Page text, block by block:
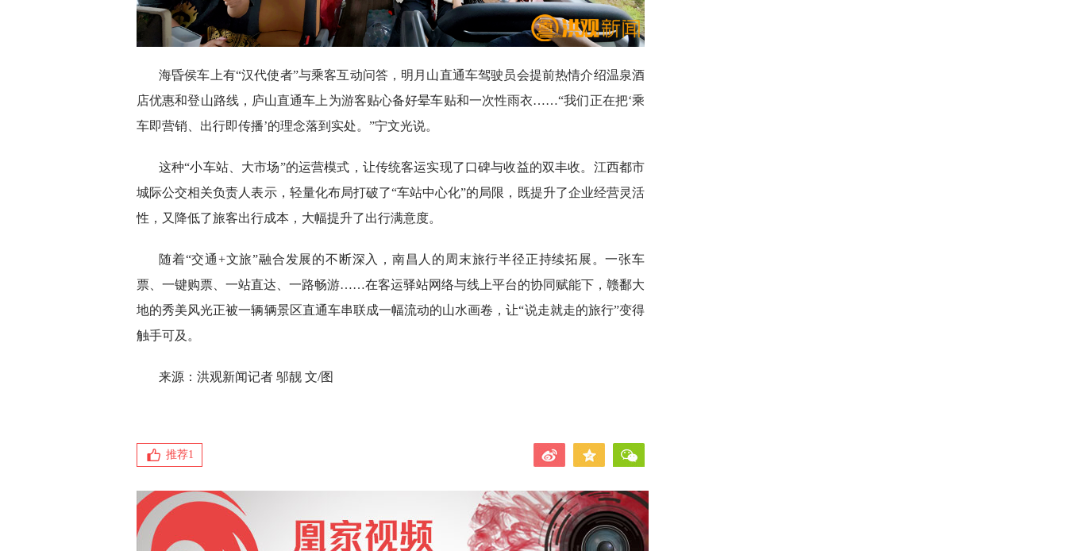
海昏侯车上有“汉代使者”与乘客互动问答，明月山直通车驾驶员会提前热情介绍温泉酒
店优惠和登山路线，庐山直通车上为游客贴心备好晕车贴和一次性雨衣……“我们正在把‘乘
车即营销、出行即传播’的理念落到实处。”宁文光说。
这种“小车站、大市场”的运营模式，让传统客运实现了口碑与收益的双丰收。江西都市
城际公交相关负责人表示，轻量化布局打破了“车站中心化”的局限，既提升了企业经营灵活
性，又降低了旅客出行成本，大幅提升了出行满意度。
随着“交通+文旅”融合发展的不断深入，南昌人的周末旅行半径正持续拓展。一张车
票、一键购票、一站直达、一路畅游……在客运驿站网络与线上平台的协同赋能下，赣鄱大
地的秀美风光正被一辆辆景区直通车串联成一幅流动的山水画卷，让“说走就走的旅行”变得
触手可及。
来源：洪观新闻记者 邬靓 文/图
推荐1